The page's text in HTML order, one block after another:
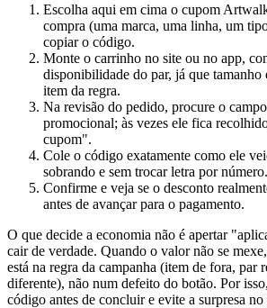
Escolha aqui em cima o cupom
compra (uma marca, uma linha, um
copiar o código.
Monte o carrinho no site ou no app,
disponibilidade do par, já que tamanho
item da regra.
Na revisão do pedido, procure o
promocional; às vezes ele fica
cupom".
Cole o código exatamente como ele
sobrando e sem trocar letra por número.
Confirme e veja se o desconto
antes de avançar para o pagamento.
O que decide a economia não é apertar
cair de verdade. Quando o valor não se
está na regra da campanha (item de fora, par
diferente), não num defeito do botão. Por
código antes de concluir e evite a surpresa